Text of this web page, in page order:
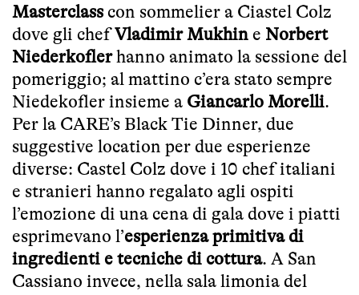
Masterclasscon sommelier a Ciastel Colz
dove gli chefVladimir Mukhin e Norbert
Niederkoflerhanno animato la sessione del
pomeriggio; al mattino c’era stato sempre
Niedekofler insieme a Giancarlo Morelli.
Per la CARE’s Black Tie Dinner, due
suggestive location per due esperienze
diverse: Castel Colz dove i 10 chef italiani
e stranieri hanno regalato agli ospiti
l’emozione di una cena di gala dove i piatti
esprimevano l’esperienza primitiva di
ingredienti e tecniche di cottura. A San
Cassiano invece, nella sala limonia del